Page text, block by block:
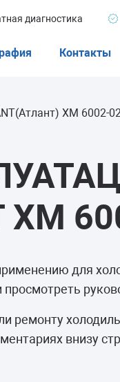
диагностика
Контакты
ХМ 6002-
для
ремонту
внизу